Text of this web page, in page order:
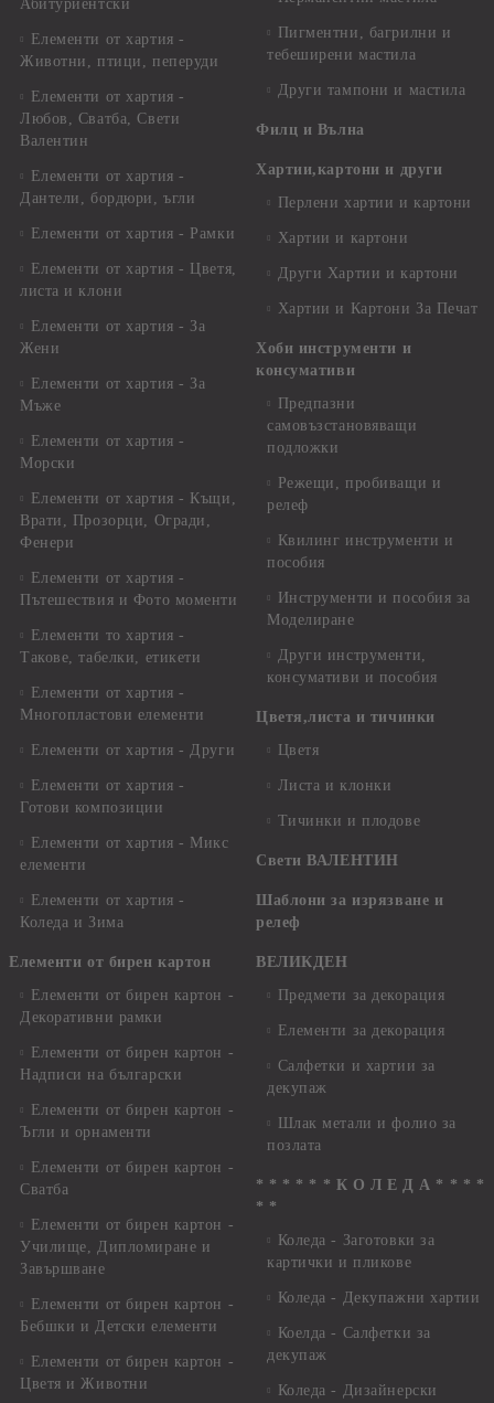
Абитуриентски
Елементи от хартия -
Животни, птици, пеперуди
Елементи от хартия -
Любов, Сватба, Свети
Валентин
Елементи от хартия -
Дантели, бордюри, ъгли
Елементи от хартия - Рамки
Елементи от хартия - Цветя,
листа и клони
Елементи от хартия - За
Жени
Елементи от хартия - За
Мъже
Елементи от хартия -
Морски
Елементи от хартия - Къщи,
Врати, Прозорци, Огради,
Фенери
Елементи от хартия -
Пътешествия и Фото моменти
Елементи то хартия -
Такове, табелки, етикети
Елементи от хартия -
Многопластови елементи
Елементи от хартия - Други
Елементи от хартия -
Готови композиции
Елементи от хартия - Микс
елементи
Елементи от хартия -
Коледа и Зима
Елементи от бирен картон
Елементи от бирен картон -
Декоративни рамки
Елементи от бирен картон -
Надписи на български
Елементи от бирен картон -
Ъгли и орнаменти
Елементи от бирен картон -
Сватба
Елементи от бирен картон -
Училище, Дипломиране и
Завършване
Елементи от бирен картон -
Бебшки и Детски елементи
Елементи от бирен картон -
Цветя и Животни
Пигментни, багрилни и
тебеширени мастила
Други тампони и мастила
Филц и Вълна
Хартии,картони и други
Перлени хартии и картони
Хартии и картони
Други Хартии и картони
Хартии и Картони За Печат
Хоби инструменти и
консумативи
Предпазни
самовъзстановяващи
подложки
Режещи, пробиващи и
релеф
Квилинг инструменти и
пособия
Инструменти и пособия за
Моделиране
Други инструменти,
консумативи и пособия
Цветя,листа и тичинки
Цветя
Листа и клонки
Тичинки и плодове
Свети ВАЛЕНТИН
Шаблони за изрязване и
релеф
ВЕЛИКДЕН
Предмети за декорация
Елементи за декорация
Салфетки и хартии за
декупаж
Шлак метали и фолио за
позлата
* * * * * * К О Л Е Д А * * * *
* *
Коледа - Заготовки за
картички и пликове
Коледа - Декупажни хартии
Коелда - Салфетки за
декупаж
Коледа - Дизайнерски